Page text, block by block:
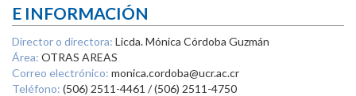
E INFORMACIÓN
Director o directora: Licda. Mónica Córdoba Guzmán
Área: OTRAS AREAS
Correo electrónico: monica.cordoba@ucr.ac.cr
Teléfono: (506) 2511-4461 / (506) 2511-4750